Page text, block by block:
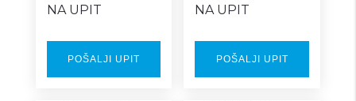
control – 6/1
NA UPIT
POŠALJI UPIT
Master Super
NA UPIT
POŠALJI UPIT